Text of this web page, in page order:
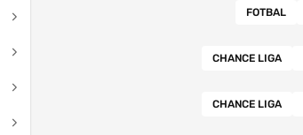
FOTBAL
CHANCE LIGA
CHANCE LIGA